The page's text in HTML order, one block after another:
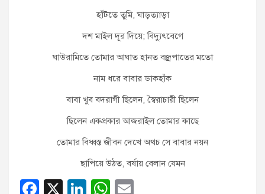
হাঁটতে তুমি, ঘাড়ত্যাড়া
দশ মাইল দূর দিয়ে; বিদ্যুৎবেগে
ঘাউরামিতে তোমার আঘাত হানত বজ্রপাতের মতো
নাম ধরে বাবার ডাকহাঁক
বাবা খুব বদরাগী ছিলেন, স্বৈরাচারী ছিলেন
ছিলেন একপ্রকার আজরাইল তোমার কাছে
তোমার বিধ্বস্ত জীবন দেখে অথচ সে বাবার নয়ন
ছাপিয়ে উঠত, বর্ষায় বেলান যেমন
F
X
Li W